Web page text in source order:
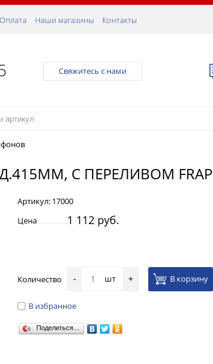
Оплата Наши магазины Контакты
Свяжитесь с нами
С ПЕРЕЛИВОМ FRAP
Артикул: 17000
Цена
1 112 руб.
Количество - шт + В корзину
В избранное
Поделиться…